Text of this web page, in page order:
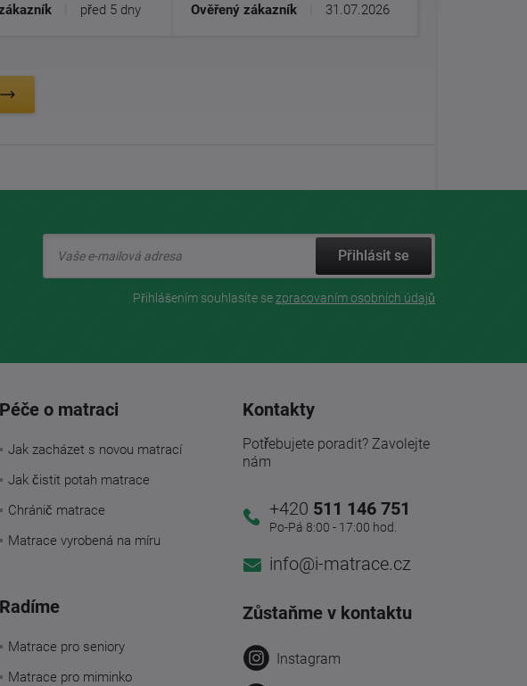
před 5 dny Ověřený zákazník 31.07.2026
Přihlásit se
Přihlášením souhlasíte sezpracovaním osobních údajů
Péče o matraci
Jak zacházet s novou matrací
Jak čistit potah matrace
Chránič matrace
Matrace vyrobená na míru
Radíme
Matrace pro seniory
Matrace pro miminko
Kontakty
Potřebujete poradit? Zavolejte
nám
+420 511 146 751
Po-Pá 8:00 - 17:00 hod.
info@i-matrace.cz
Zůstaňme v kontaktu
Instagram